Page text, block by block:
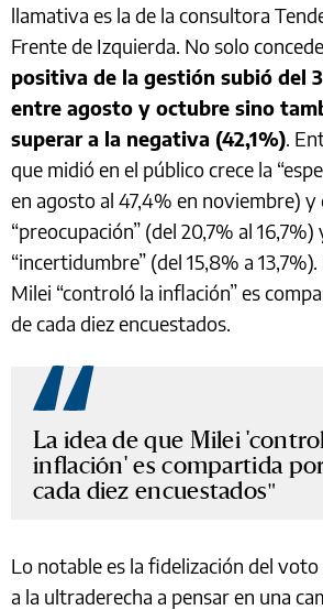
llamativa es la de la consultora
Frente de Izquierda. No solo
positiva de la gestión subió del
entre agosto y octubre sino
superar a la negativa (42,1%) .
que midió en el público crece la
en agosto al 47,4% en noviembre) y
“preocupación” (del 20,7% al 16,7%)
“incertidumbre” (del 15,8% a
Milei “controló la inflación” es
de cada diez encuestados.
La idea de que Milei
inflación' es compartida
cada diez encuestados
Lo notable es la fidelización del
a la ultraderecha a pensar en una